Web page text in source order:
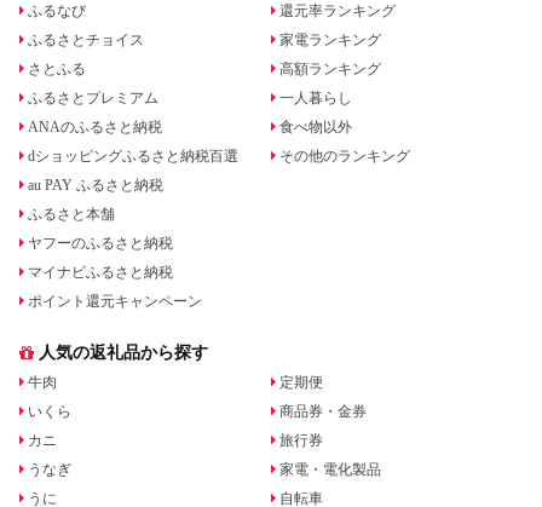
ふるなび
ふるさとチョイス
さとふる
ふるさとプレミアム
ANAのふるさと納税
dショッピングふるさと納税百選
au PAY ふるさと納税
ふるさと本舗
ヤフーのふるさと納税
マイナビふるさと納税
ポイント還元キャンペーン
還元率ランキング
家電ランキング
高額ランキング
一人暮らし
食べ物以外
その他のランキング
人気の返礼品から探す
牛肉
いくら
カニ
うなぎ
うに
定期便
商品券・金券
旅行券
家電・電化製品
自転車